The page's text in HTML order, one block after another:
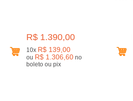
R$ 1.390,00
10x R$ 139,00
ou R$ 1.306,60 no
boleto ou pix